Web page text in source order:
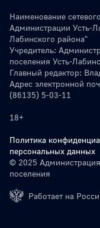
Наименование
Администрации Усть-
Лабинского района"
Учредитель:
поселения Усть-
Главный редактор:
Адрес электронной
(86135) 5-03-11
18+
Политика
персональных данных
© 2025
поселения
Работает на